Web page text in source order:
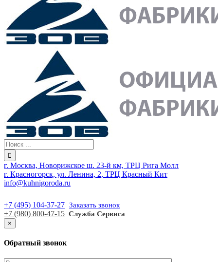
г. Москва, Новорижское ш. 23-й км, ТРЦ Рига Молл
г. Красногорск, ул. Ленина, 2, ТРЦ Красный Кит
info@kuhnigoroda.ru
+7 (495) 104-37-27 Заказать звонок
+7 (980) 800-47-15 Служба Сервиса
×
Обратный звонок